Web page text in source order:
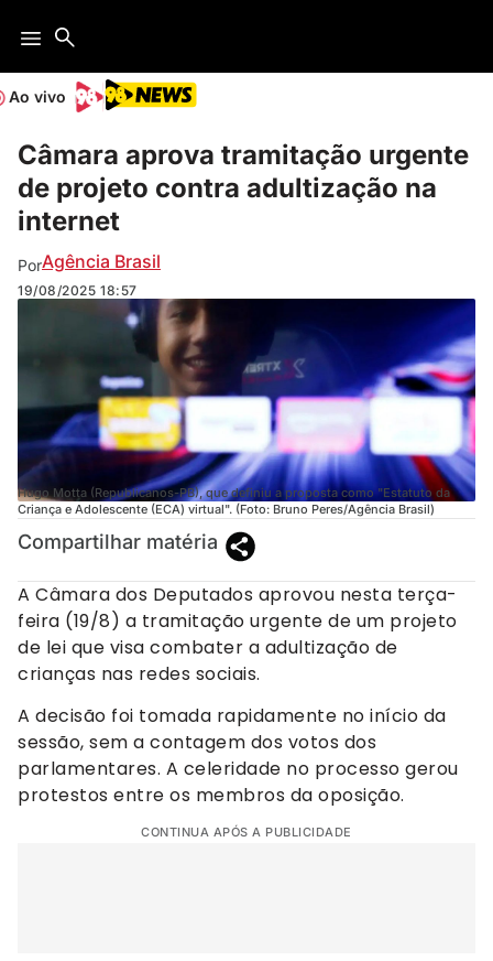
Ao vivo
Câmara aprova tramitação urgente
de projeto contra adultização na
internet
PorAgência Brasil
19/08/2025 18:57
Hugo Motta (Republicanos-PB), que definiu a proposta como "Estatuto da
Criança e Adolescente (ECA) virtual". (Foto: Bruno Peres/Agência Brasil)
Compartilhar matéria
A Câmara dos Deputados aprovou nesta terça-
feira (19/8) a tramitação urgente de um projeto
de lei que visa combater a adultização de
crianças nas redes sociais.
A decisão foi tomada rapidamente no início da
sessão, sem a contagem dos votos dos
parlamentares. A celeridade no processo gerou
protestos entre os membros da oposição.
CONTINUA APÓS A PUBLICIDADE